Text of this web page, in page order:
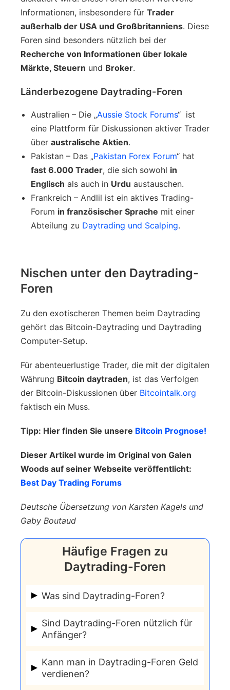
Informationen, insbesondere für Trader
außerhalb der USA und Großbritanniens. Diese
Foren sind besonders nützlich bei der
Recherche von Informationen über lokale
Märkte, Steuern und Broker.
Länderbezogene Daytrading-Foren
Australien – Die „Aussie Stock Forums“ ist
eine Plattform für Diskussionen aktiver Trader
über australische Aktien.
Pakistan – Das „Pakistan Forex Forum“ hat
fast 6.000 Trader, die sich sowohl in
Englisch als auch in Urdu austauschen.
Frankreich – Andlil ist ein aktives Trading-
Forum in französischer Sprache mit einer
Abteilung zu Daytrading und Scalping.
Nischen unter den Daytrading-
Foren
Zu den exotischeren Themen beim Daytrading
gehört das Bitcoin-Daytrading und Daytrading
Computer-Setup.
Für abenteuerlustige Trader, die mit der digitalen
Währung Bitcoin daytraden, ist das Verfolgen
der Bitcoin-Diskussionen über Bitcointalk.org
faktisch ein Muss.
Tipp: Hier finden Sie unsere Bitcoin Prognose!
Dieser Artikel wurde im Original von Galen
Woods auf seiner Webseite veröffentlicht:
Best Day Trading Forums
Deutsche Übersetzung von Karsten Kagels und
Gaby Boutaud
Häufige Fragen zu
Daytrading-Foren
Was sind Daytrading-Foren?
Daytrading-Foren sind Online-
Communities, die sich auf den Handel
Kryptowährungen und anderen
Finanzinstrumenten konzentrieren. Sie
Sind Daytrading-Foren nützlich für
Anfänger?
Ja, Daytrading-Foren können eine
nützliche Ressource für Anfänger sein,
Kann man in Daytrading-Foren Geld
verdienen?